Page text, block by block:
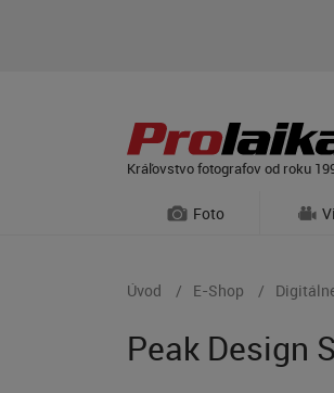
Kráľovstvo fotografov od roku
Foto
Úvod E-Shop
Peak Design